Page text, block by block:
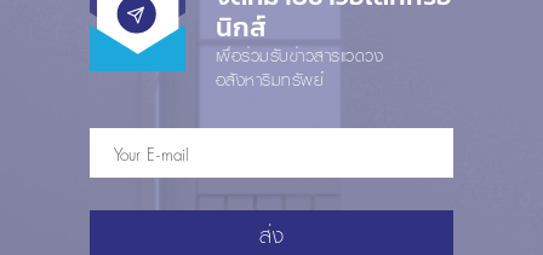
นิกส์
เพื่อร่วมรับข่าวสารแวดวง
อสังหาริมทรัพย์
ส่ง